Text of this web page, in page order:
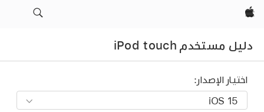
Apple‏
دليل مستخدم iPod touch
اختيار الإصدار: